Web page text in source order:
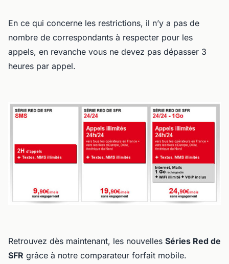
En ce qui concerne les restrictions, il n’y a pas de
nombre de correspondants à respecter pour les
appels, en revanche vous ne devez pas dépasser 3
heures par appel.
Retrouvez dès maintenant, les nouvelles Séries Red de
SFR grâce à notre comparateur forfait mobile.